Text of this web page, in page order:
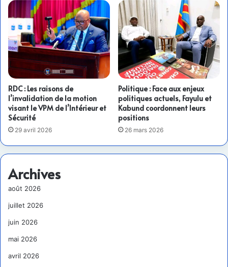
RDC : Les raisons de
l’invalidation de la motion
visant le VPM de l’Intérieur et
Sécurité
29 avril 2026
Politique : Face aux enjeux
politiques actuels, Fayulu et
Kabund coordonnent leurs
positions
26 mars 2026
Archives
août 2026
juillet 2026
juin 2026
mai 2026
avril 2026